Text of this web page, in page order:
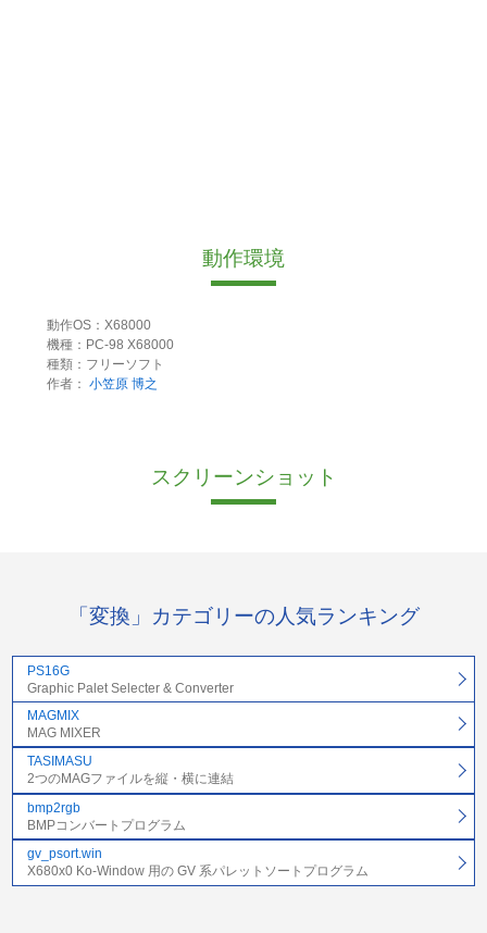
動作環境
動作OS：X68000
機種：PC-98 X68000
種類：フリーソフト
作者： 小笠原 博之
スクリーンショット
「変換」カテゴリーの人気ランキング
PS16G
Graphic Palet Selecter & Converter
MAGMIX
MAG MIXER
TASIMASU
2つのMAGファイルを縦・横に連結
bmp2rgb
BMPコンバートプログラム
gv_psort.win
X680x0 Ko-Window 用の GV 系パレットソートプログラム